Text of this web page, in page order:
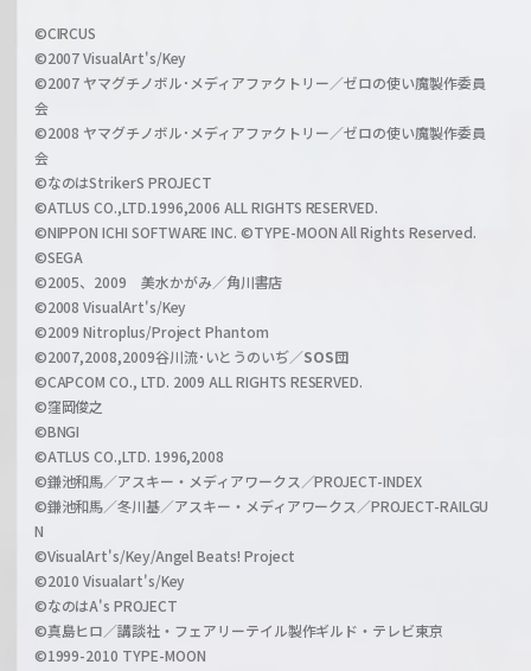
a
r
z
i
l
h
a
n
l
©CIRCUS
©2007 VisualArt's/Key
©2007 ヤマグチノボル･メディアファクトリー／ゼロの使い魔製作委員
会
©2008 ヤマグチノボル･メディアファクトリー／ゼロの使い魔製作委員
会
©なのはStrikerS PROJECT
©ATLUS CO.,LTD.1996,2006 ALL RIGHTS RESERVED.
©NIPPON ICHI SOFTWARE INC. ©TYPE-MOON All Rights Reserved.
©SEGA
©2005、2009 美水かがみ／角川書店
©2008 VisualArt's/Key
©2009 Nitroplus/Project Phantom
©2007,2008,2009谷川流･いとうのいぢ／SOS団
©CAPCOM CO., LTD. 2009 ALL RIGHTS RESERVED.
©窪岡俊之
©BNGI
©ATLUS CO.,LTD. 1996,2008
©鎌池和馬／アスキー・メディアワークス／PROJECT-INDEX
©鎌池和馬／冬川基／アスキー・メディアワークス／PROJECT-RAILGU
N
©VisualArt's/Key/Angel Beats! Project
©2010 Visualart's/Key
©なのはA's PROJECT
©真島ヒロ／講談社・フェアリーテイル製作ギルド・テレビ東京
©1999-2010 TYPE-MOON